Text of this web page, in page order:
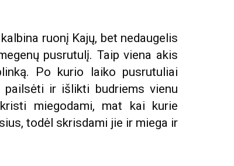
ruonį Kajų, bet nedaugelis
pusrutulį. Taip viena akis
Po kurio laiko pusrutuliai
ir išlikti budriems vienu
miegodami, mat kai kurie
todėl skrisdami jie ir miega ir